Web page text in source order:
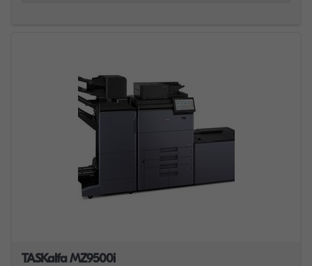
TASKalfa MZ9500i